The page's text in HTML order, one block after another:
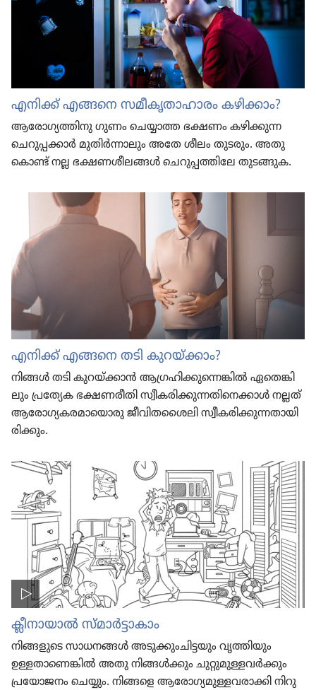
എനിക്ക്‌ എങ്ങനെ സമീകൃ​താ​ഹാ​രം കഴിക്കാം?
ആരോ​ഗ്യ​ത്തി​നു ഗുണം ചെയ്യാത്ത ഭക്ഷണം കഴിക്കുന്ന
ചെറു​പ്പ​ക്കാർ മുതിർന്നാ​ലും അതേ ശീലം തുടരും. അതു​
കൊണ്ട്‌ നല്ല ഭക്ഷണശീ​ലങ്ങൾ ചെറു​പ്പ​ത്തി​ലേ തുടങ്ങുക.
എനിക്ക്‌ എങ്ങനെ തടി കുറയ്‌ക്കാം?
നിങ്ങൾ തടി കുറയ്‌ക്കാൻ ആഗ്രഹി​ക്കു​ന്നെ​ങ്കിൽ ഏതെങ്കി​
ലും പ്രത്യേക ഭക്ഷണരീ​തി സ്വീക​രി​ക്കു​ന്ന​തി​നെ​ക്കാൾ നല്ലത്‌
ആരോ​ഗ്യ​ക​ര​മാ​യൊ​രു ജീവി​ത​ശൈലി സ്വീക​രി​ക്കു​ന്ന​താ​യി​
രി​ക്കും.
ക്ലീനാ​യാൽ സ്‌മാർട്ടാ​കാം
നിങ്ങളു​ടെ സാധനങ്ങൾ അടുക്കും​ചി​ട്ട​യും വൃത്തി​യും
ഉള്ളതാ​ണെ​ങ്കിൽ അതു നിങ്ങൾക്കും ചുറ്റു​മു​ള്ള​വർക്കും
പ്രയോ​ജനം ചെയ്യും. നിങ്ങളെ ആരോ​ഗ്യ​മു​ള്ള​വ​രാ​ക്കി നിറു​